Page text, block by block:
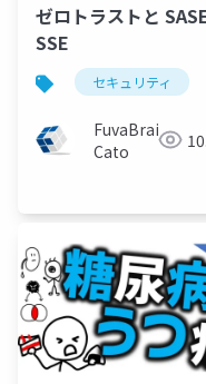
ゼロトラストと
SSE
セキュリティ
FuvaBrain-
Cato